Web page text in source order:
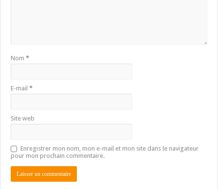
Nom*
E-mail*
Site web
Enregistrer mon nom, mon e-mail et mon site dans le navigateur
pour mon prochain commentaire.